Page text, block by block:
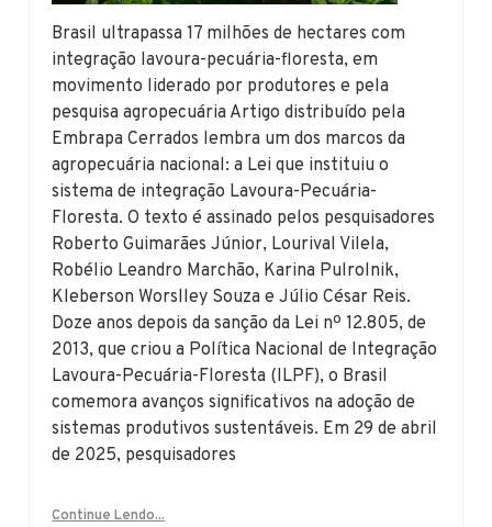
Brasil ultrapassa 17 milhões de hectares com
integração lavoura-pecuária-floresta, em
movimento liderado por produtores e pela
pesquisa agropecuária Artigo distribuído pela
Embrapa Cerrados lembra um dos marcos da
agropecuária nacional: a Lei que instituiu o
sistema de integração Lavoura-Pecuária-
Floresta. O texto é assinado pelos pesquisadores
Roberto Guimarães Júnior, Lourival Vilela,
Robélio Leandro Marchão, Karina Pulrolnik,
Kleberson Worslley Souza e Júlio César Reis.
Doze anos depois da sanção da Lei nº 12.805, de
2013, que criou a Política Nacional de Integração
Lavoura-Pecuária-Floresta (ILPF), o Brasil
comemora avanços significativos na adoção de
sistemas produtivos sustentáveis. Em 29 de abril
de 2025, pesquisadores
Continue Lendo...